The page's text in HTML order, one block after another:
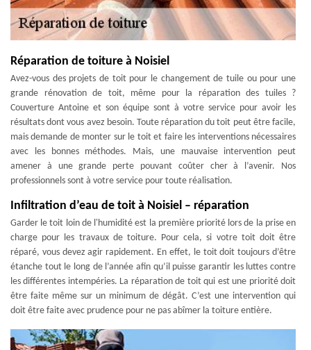
Réparation de toiture à Noisiel
Avez-vous des projets de toit pour le changement de tuile ou pour une
grande rénovation de toit, même pour la réparation des tuiles ?
Couverture Antoine et son équipe sont à votre service pour avoir les
résultats dont vous avez besoin. Toute réparation du toit peut être facile,
mais demande de monter sur le toit et faire les interventions nécessaires
avec les bonnes méthodes. Mais, une mauvaise intervention peut
amener à une grande perte pouvant coûter cher à l’avenir. Nos
professionnels sont à votre service pour toute réalisation.
Infiltration d’eau de toit à Noisiel – réparation
Garder le toit loin de l'humidité est la première priorité lors de la prise en
charge pour les travaux de toiture. Pour cela, si votre toit doit être
réparé, vous devez agir rapidement. En effet, le toit doit toujours d’être
étanche tout le long de l’année afin qu’il puisse garantir les luttes contre
les différentes intempéries. La réparation de toit qui est une priorité doit
être faite même sur un minimum de dégât. C’est une intervention qui
doit être faite avec prudence pour ne pas abîmer la toiture entière.